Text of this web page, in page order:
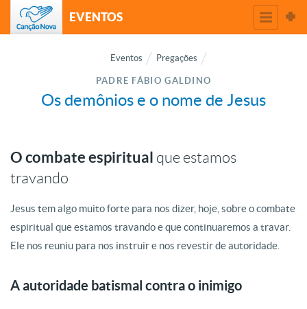
EVENTOS
Eventos Pregações
PADRE FÁBIO GALDINO
Os demônios e o nome de Jesus
O combate espiritual que estamos
travando
Jesus tem algo muito forte para nos dizer, hoje, sobre o combate
espiritual que estamos travando e que continuaremos a travar.
Ele nos reuniu para nos instruir e nos revestir de autoridade.
A autoridade batismal contra o inimigo